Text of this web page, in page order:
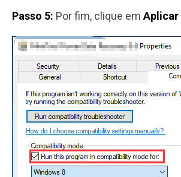
Passo 5: Por fim, clique em Aplicar